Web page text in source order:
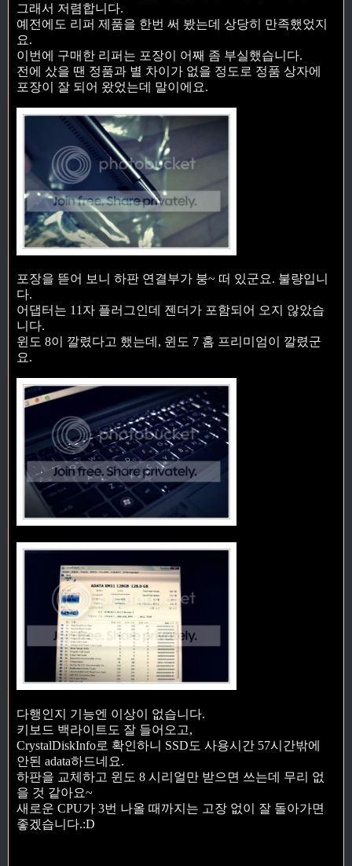
그래서 저렴합니다.
예전에도 리퍼 제품을 한번 써 봤는데 상당히 만족했었지
요.
이번에 구매한 리퍼는 포장이 어째 좀 부실했습니다.
전에 샀을 땐 정품과 별 차이가 없을 정도로 정품 상자에
포장이 잘 되어 왔었는데 말이에요.
포장을 뜯어 보니 하판 연결부가 붕~ 떠 있군요. 불량입니
다.
어댑터는 11자 플러그인데 젠더가 포함되어 오지 않았습
니다.
윈도 8이 깔렸다고 했는데, 윈도 7 홈 프리미엄이 깔렸군
요.
다행인지 기능엔 이상이 없습니다.
키보드 백라이트도 잘 들어오고,
CrystalDiskInfo로 확인하니 SSD도 사용시간 57시간밖에
안된 adata하드네요.
하판을 교체하고 윈도 8 시리얼만 받으면 쓰는데 무리 없
을 것 같아요~
새로운 CPU가 3번 나올 때까지는 고장 없이 잘 돌아가면
좋겠습니다.:D